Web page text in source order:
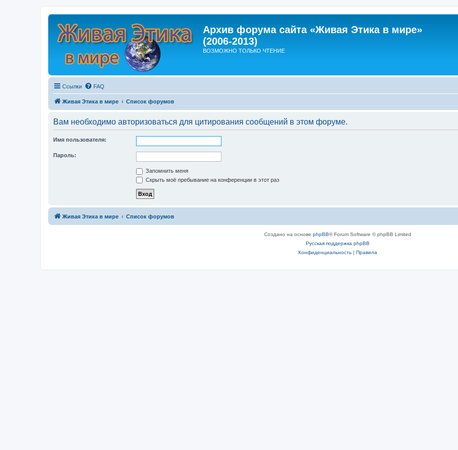
Архив форума сайта «Живая Этика в мире»
(2006-2013)
ВОЗМОЖНО ТОЛЬКО ЧТЕНИЕ
Ссылки FAQ
Живая Этика в мире Список форумов
Вам необходимо авторизоваться для цитирования сообщений в этом форуме.
Имя пользователя:
Пароль:
Запомнить меня
Скрыть моё пребывание на конференции в этот раз
Живая Этика в мире Список форумов
Создано на основе phpBB® Forum Software © phpBB Limited
Русская поддержка phpBB
Конфиденциальность| Правила